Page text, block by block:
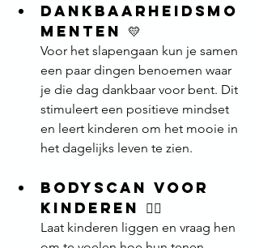
Dankbaarheidsmo
menten 💛
Voor het slapengaan kun je samen
een paar dingen benoemen waar
je die dag dankbaar voor bent. Dit
stimuleert een positieve mindset
en leert kinderen om het mooie in
het dagelijks leven te zien.
Bodyscan voor
kinderen 🧘‍♂️
Laat kinderen liggen en vraag hen